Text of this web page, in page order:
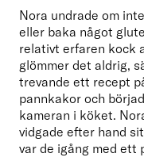
Nora undrade om
eller baka något
relativt erfaren kock
glömmer det aldrig,
trevande ett recept
pannkakor och
kameran i köket.
vidgade efter hand
var de igång med ett